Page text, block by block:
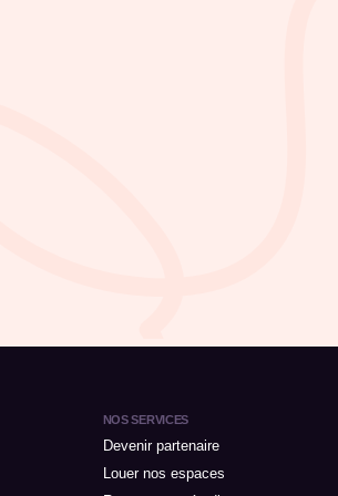
NOS SERVICES
Devenir partenaire
Louer nos espaces